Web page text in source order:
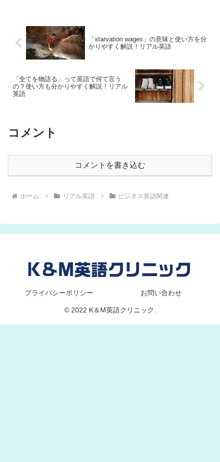
「starvation wages」の意味と使い方を分
かりやすく解説！リアル英語
「全てを物語る」って英語で何て言う
の？使い方も分かりやすく解説！リアル
英語
コメント
コメントを書き込む
ホーム リアル英語 ビジネス英語関連
プライバシーポリシー お問い合わせ
© 2022 K＆M英語クリニック.